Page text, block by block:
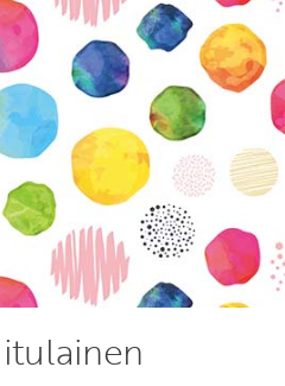
Tietopalvelun